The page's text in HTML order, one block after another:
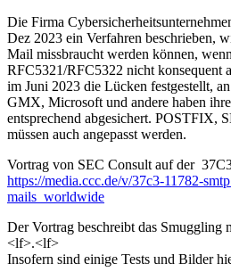
Die Firma
Dez 2023 ein Verfahren beschrieben,
Mail missbraucht werden können,
RFC5321/RFC5322 nicht konsequent
im Juni 2023 die Lücken festgestellt,
GMX, Microsoft und andere haben
entsprechend abgesichert.
müssen auch angepasst werden.
Vortrag von SEC Consult auf der
https://media.ccc.de/v/37c3-11782-
mails_worldwide
Der Vortrag beschreibt das
<lf>.<lf>
Insofern sind einige Tests und Bilder